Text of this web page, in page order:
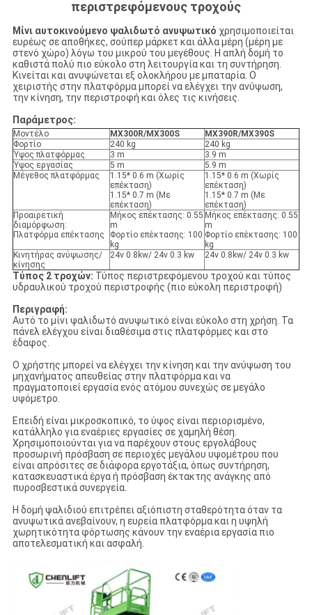
περιστρεφόμενους τροχούς
Μίνι αυτοκινούμενο ψαλιδωτό ανυψωτικό χρησιμοποιείται
ευρέως σε αποθήκες, σούπερ μάρκετ και άλλα μέρη (μέρη με
στενό χώρο) λόγω του μικρού του μεγέθους. Η απλή δομή το
καθιστά πολύ πιο εύκολο στη λειτουργία και τη συντήρηση.
Κινείται και ανυψώνεται εξ ολοκλήρου με μπαταρία. Ο
χειριστής στην πλατφόρμα μπορεί να ελέγχει την ανύψωση,
την κίνηση, την περιστροφή και όλες τις κινήσεις.
Παράμετρος:
Μοντέλο MX300R/MX300S
MX390R/MX390S
Φορτίο
240 kg
240 kg
Ύψος πλατφόρμας
3 m
3.9 m
Ύψος εργασίας
5 m
5.9 m
Μέγεθος πλατφόρμας
1.15* 0.6 m (Χωρίς
επέκταση)
1.15* 0.7 m (Με
επέκταση)
1.15* 0.6 m (Χωρίς
επέκταση)
1.15* 0.7 m (Με
επέκταση)
Προαιρετική
διαμόρφωση:
Πλατφόρμα επέκτασης
Μήκος επέκτασης: 0.55
m
Φορτίο επέκτασης: 100
kg
Μήκος επέκτασης: 0.55
m
Φορτίο επέκτασης: 100
kg
Κινητήρας ανύψωσης/
κίνησης
24v 0.8kw/ 24v 0.3 kw 24v 0.8kw/ 24v 0.3 kw
Τύπος 2 τροχών: Τύπος περιστρεφόμενου τροχού και τύπος
υδραυλικού τροχού περιστροφής (πιο εύκολη περιστροφή)
Περιγραφή:
Αυτό το μίνι ψαλιδωτό ανυψωτικό είναι εύκολο στη χρήση. Τα
πάνελ ελέγχου είναι διαθέσιμα στις πλατφόρμες και στο
έδαφος.
Ο χρήστης μπορεί να ελέγχει την κίνηση και την ανύψωση του
μηχανήματος απευθείας στην πλατφόρμα και να
πραγματοποιεί εργασία ενός ατόμου συνεχώς σε μεγάλο
υψόμετρο.
Επειδή είναι μικροσκοπικό, το ύψος είναι περιορισμένο,
κατάλληλο για εναέριες εργασίες σε χαμηλή θέση.
Χρησιμοποιούνται για να παρέχουν στους εργολάβους
προσωρινή πρόσβαση σε περιοχές μεγάλου υψομέτρου που
είναι απρόσιτες σε διάφορα εργοτάξια, όπως συντήρηση,
κατασκευαστικά έργα ή πρόσβαση έκτακτης ανάγκης από
πυροσβεστικά συνεργεία.
Η δομή ψαλιδιού επιτρέπει αξιόπιστη σταθερότητα όταν τα
ανυψωτικά ανεβαίνουν, η ευρεία πλατφόρμα και η υψηλή
χωρητικότητα φόρτωσης κάνουν την εναέρια εργασία πιο
αποτελεσματική και ασφαλή.